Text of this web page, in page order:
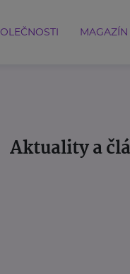
MAGAZÍN
Aktuality a